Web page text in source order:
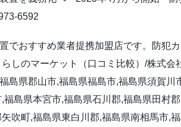
6592
でおすすめ業者提携加盟店です。防犯
らしのマーケット（口コミ比較）/株式
県郡山市,福島県福島市,福島県須賀川
福島県本宮市,福島県石川郡,福島県田村
吹町,福島県東白川郡,福島県南相馬市,